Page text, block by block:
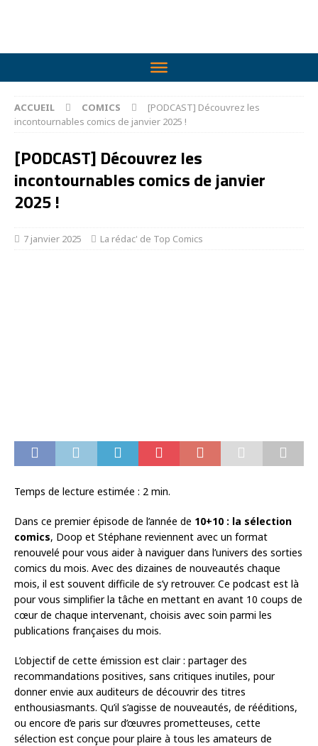
ACCUEIL COMICS
[PODCAST] Découvrez les
incontournables comics de janvier 2025 !
[PODCAST] Découvrez les
incontournables comics de janvier
2025 !
7 janvier 2025 La rédac' de Top Comics
Temps de lecture estimée : 2 min.
Dans ce premier épisode de l’année de 10+10 : la sélection
comics, Doop et Stéphane reviennent avec un format
renouvelé pour vous aider à naviguer dans l’univers des sorties
comics du mois. Avec des dizaines de nouveautés chaque
mois, il est souvent difficile de s’y retrouver. Ce podcast est là
pour vous simplifier la tâche en mettant en avant 10 coups de
cœur de chaque intervenant, choisis avec soin parmi les
publications françaises du mois.
L’objectif de cette émission est clair : partager des
recommandations positives, sans critiques inutiles, pour
donner envie aux auditeurs de découvrir des titres
enthousiasmants. Qu’il s’agisse de nouveautés, de rééditions,
ou encore d’e paris sur d’œuvres prometteuses, cette
sélection est conçue pour plaire à tous les amateurs de